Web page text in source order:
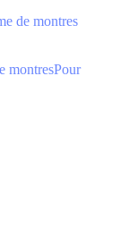
de montres
montresPour